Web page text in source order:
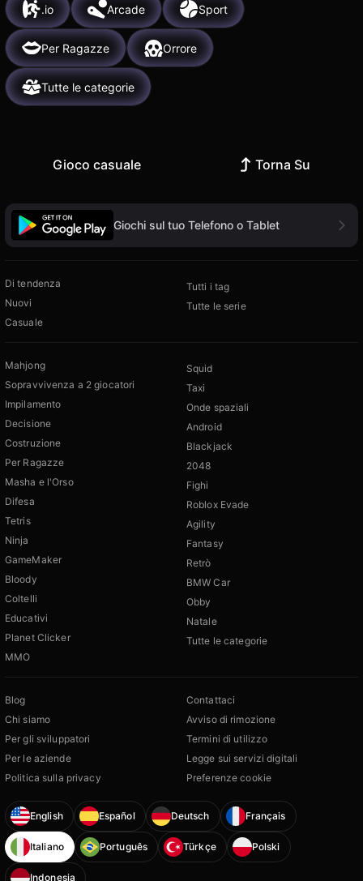
.io Arcade Sport
Per Ragazze Orrore
Tutte le categorie
Gioco casuale Torna Su
Giochi sul tuo Telefono o Tablet
Di tendenza
Nuovi
Casuale
Tutti i tag
Tutte le serie
Mahjong
Sopravvivenza a 2 giocatori
Impilamento
Decisione
Costruzione
Per Ragazze
Masha e l'Orso
Difesa
Tetris
Ninja
GameMaker
Bloody
Coltelli
Educativi
Planet Clicker
MMO
Squid
Taxi
Onde spaziali
Android
Blackjack
2048
Fighi
Roblox Evade
Agility
Fantasy
Retrò
BMW Car
Obby
Natale
Tutte le categorie
Blog
Chi siamo
Per gli sviluppatori
Per le aziende
Politica sulla privacy
Contattaci
Avviso di rimozione
Termini di utilizzo
Legge sui servizi digitali
Preferenze cookie
English Español Deutsch Français
Italiano Português Türkçe Polski
Indonesia